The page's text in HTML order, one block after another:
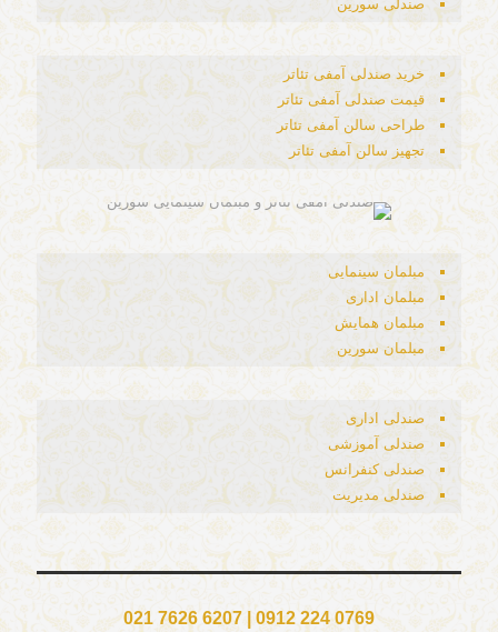
صندلی سورین
خرید صندلی آمفی تئاتر
قیمت صندلی آمفی تئاتر
طراحی سالن آمفی تئاتر
تجهیز سالن آمفی تئاتر
مبلمان سینمایی
مبلمان اداری
مبلمان همایش
مبلمان سورین
صندلی اداری
صندلی آموزشی
صندلی کنفرانس
صندلی مدیریت
021 7626 6207 | 0912 224 0769